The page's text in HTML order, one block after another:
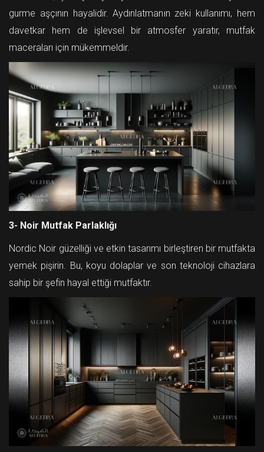
gurme aşçının hayalidir. Aydınlatmanın zeki kullanımı, hem
davetkar hem de işlevsel bir atmosfer yaratır, mutfak
maceraları için mükemmeldir.
3- Noir Mutfak Parlaklığı
Nordic Noir güzelliği ve etkin tasarımı birleştiren bir mutfakta
yemek pişirin. Bu, koyu dolaplar ve son teknoloji cihazlara
sahip bir şefin hayal ettiği mutfaktır.